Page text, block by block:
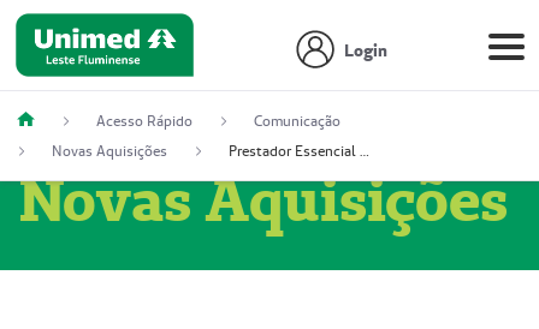
Login
Acesso Rápido
Comunicação
Novas Aquisições
Prestador Essencial Gestão em Saúde Ereli (51004354-7)
Novas Aquisições